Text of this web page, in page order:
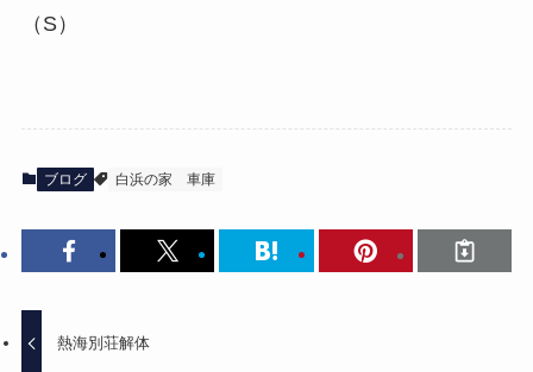
（S）
ブログ 白浜の家 車庫
熱海別荘解体